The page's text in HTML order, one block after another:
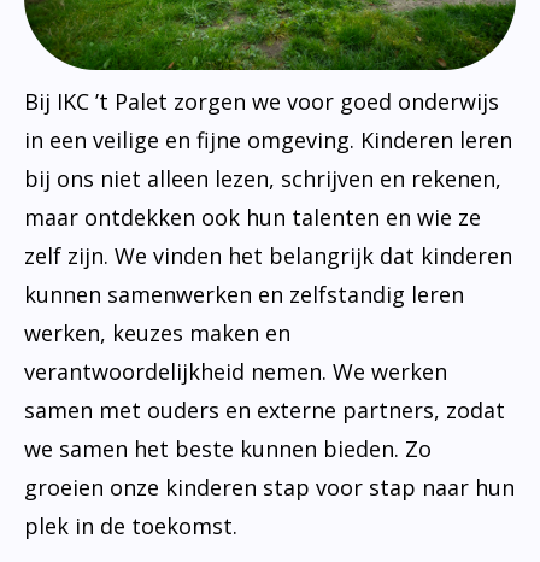
Bij IKC ’t Palet zorgen we voor goed onderwijs
in een veilige en fijne omgeving. Kinderen leren
bij ons niet alleen lezen, schrijven en rekenen,
maar ontdekken ook hun talenten en wie ze
zelf zijn. We vinden het belangrijk dat kinderen
kunnen samenwerken en zelfstandig leren
werken, keuzes maken en
verantwoordelijkheid nemen. We werken
samen met ouders en externe partners, zodat
we samen het beste kunnen bieden. Zo
groeien onze kinderen stap voor stap naar hun
plek in de toekomst.